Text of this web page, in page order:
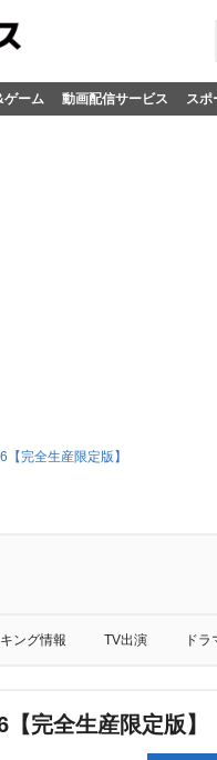
ゲーム 動画配信サービス スポ
【完全生産限定版】
ング情報 TV出演 ドラ
完全生産限定版】